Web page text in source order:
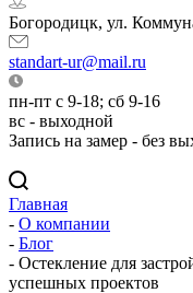
Богородицк, ул.
standart-ur@mail.ru
пн-пт с 9-18; сб 9-16
вс - выходной
Запись на замер - без
Главная
- О компании
- Блог
- Остекление для
успешных проектов